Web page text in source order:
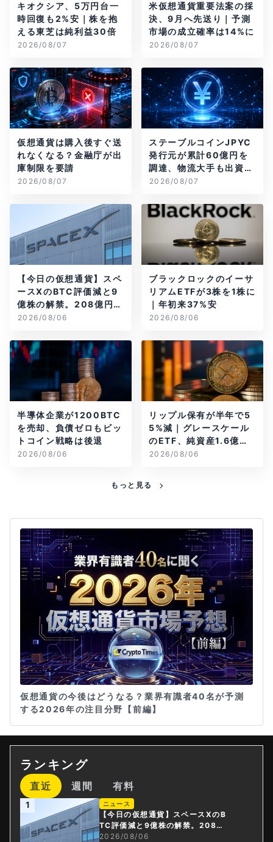
キオクシア、5万円台一
時回復も2%安｜株を抱
える東芝は純利益30倍
2026/08/07
米仮想通貨重要法案の採
決、9月へ先送り｜予測
市場の成立確率は14%に
2026/08/07
仮想通貨は購入後すぐ送
れなくなる？金融庁が出
庫制限を要請
2026/08/07
ステーブルコインJPYC
発行元が累計60億円を
調達、物流大手も出資参
画
2026/08/07
【今日の仮想通貨】スペ
ースXのBTC評価減と9
億株の解禁。208億円相
当のBTCが盗難
2026/08/06
ブラックロックのイーサ
リアムETFが3株を1株に
｜年初来37%安
2026/08/06
半導体企業が1200BTC
を売却、負債ゼロもビッ
トコイン戦略は後退
2026/08/06
リップル保有が半年で5
5%減｜グレースケール
のETF、純資産1.6億ド
ル減
2026/08/06
もっと見る
仮想通貨の今後はどうなる？業界有識者40名が予測
する2026年の注目分野【前編】
ランキング
直近 週間 有料
1 ニュース
【今日の仮想通貨】スペースXのB
TC評価減と9億株の解禁。208億
円相当のBTCが盗難
2026/08/06